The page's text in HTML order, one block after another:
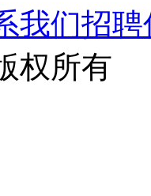
我们招聘
权所有